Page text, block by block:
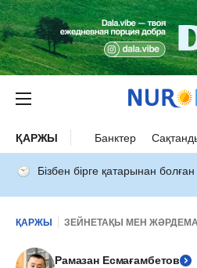
ҚАРЖЫ Банктер
Бізбен бірге қатарынан болған
ҚАРЖЫ ЗЕЙНЕТАҚЫ МЕН
Рамазан Есмағамбетов